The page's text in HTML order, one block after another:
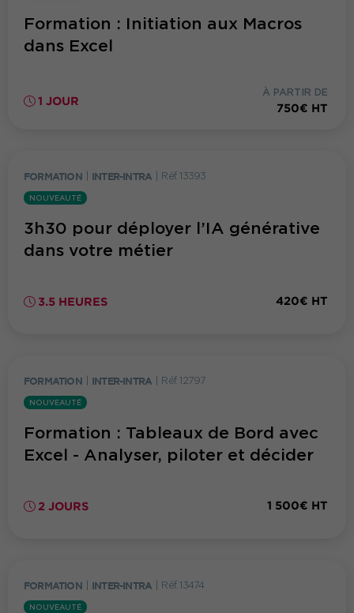
Formation : Initiation aux Macros
dans Excel
1 JOUR
À PARTIR DE
750€ HT
FORMATION INTER-INTRA Réf. 13393
NOUVEAUTÉ
3h30 pour déployer l’IA générative
dans votre métier
3.5 HEURES 420€ HT
FORMATION INTER-INTRA Réf. 12797
NOUVEAUTÉ
Formation : Tableaux de Bord avec
Excel - Analyser, piloter et décider
2 JOURS 1 500€ HT
FORMATION INTER-INTRA Réf. 13474
NOUVEAUTÉ